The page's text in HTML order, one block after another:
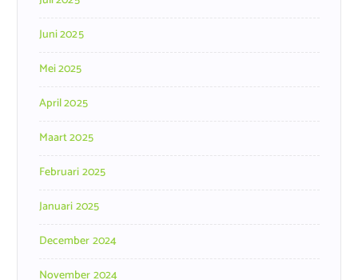
Juni 2025
Mei 2025
April 2025
Maart 2025
Februari 2025
Januari 2025
December 2024
November 2024